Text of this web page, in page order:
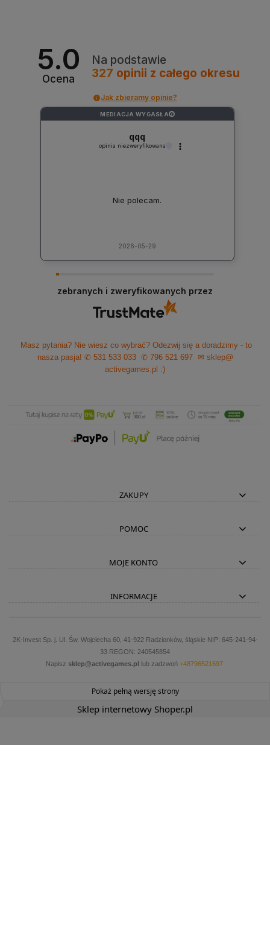
5.0
Ocena
Na podstawie
327 opinii z całego okresu
Jak zbieramy opinie?
MEDIACJA WYGASŁA ?
qqq
opinia niezweryfikowana
Nie polecam.
2026-05-29
zebranych i zweryfikowanych przez
Masz pytania? Nie wiesz co wybrać? Odezwij się a doradzimy - to
nasza pasja! ✆ 531 533 033 ✆ 796 521 697
✉ sklep@
activegames.pl :)
ZAKUPY
POMOC
MOJE KONTO
INFORMACJE
2K-Invest Sp. j. Ul. Św. Wojciecha 60, 41-922 Radzionków, śląskie NIP: 645-241-94-
33 REGON: 240545854
Napisz sklep@activegames.pl lub zadzwoń +48796521697
Pokaż pełną wersję strony
Sklep internetowy Shoper.pl